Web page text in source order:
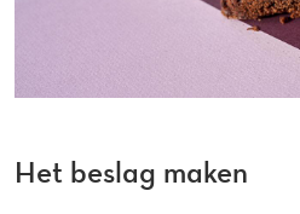
Het beslag maken